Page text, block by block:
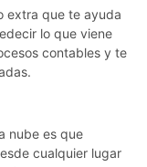
extra que te ayuda
lo que viene
contables y te
nube es que
cualquier lugar